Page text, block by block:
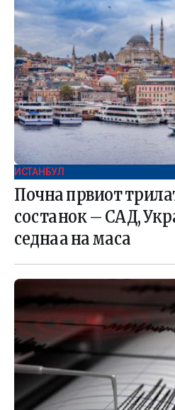
ИСТАНБУЛ
Почна првиот
состанок – САД,
седнаа на маса